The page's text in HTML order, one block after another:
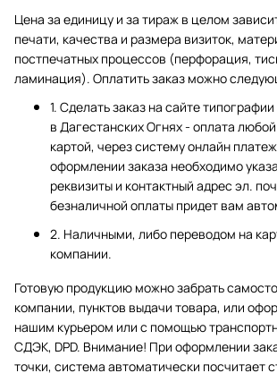
Цена за единицу и за тираж в целом
печати, качества и размера визиток,
постпечатных процессов (перфорация,
ламинация). Оплатить заказ можно
1. Сделать заказ на сайте
в Дагестанских Огнях - оплата
картой, через систему онлайн
оформлении заказа необходимо
реквизиты и контактный адрес эл.
безналичной оплаты придет вам
2. Наличными, либо переводом на
компании.
Готовую продукцию можно забрать
компании, пунктов выдачи товара, или
нашим курьером или с помощью
СДЭК, DPD. Внимание! При оформлении
точки, система автоматически посчитает